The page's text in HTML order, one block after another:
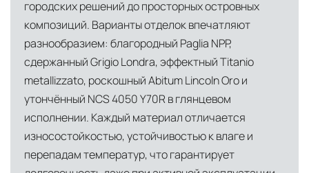
Ближнего Востока и Азии
Кипр— распределительная база для
Средиземноморского региона
Лондон, Великобритания —
логистический хаб для европейского рынка
США— центр доставки для
североамериканского сегмента
Другие страны Европы
— расширенная
городских решений до просторных островных
композиций. Варианты отделок впечатляют
разнообразием: благородный Paglia NPP,
сдержанный Grigio Londra, эффектный Titanio
metallizzato, роскошный Abitum Lincoln Oro и
утончённый NCS 4050 Y70R в глянцевом
исполнении. Каждый материал отличается
износостойкостью, устойчивостью к влаге и
перепадам температур, что гарантирует